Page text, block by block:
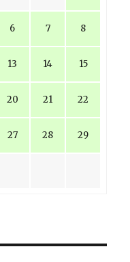
6 7 8
13 14 15
20 21 22
27 28 29